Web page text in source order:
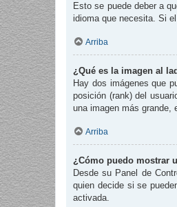
Esto se puede deber a
idioma que necesita. Si
Arriba
¿Qué es la imagen al
Hay dos imágenes que
posición (rank) del
una imagen más grande,
Arriba
¿Cómo puedo mostrar
Desde su Panel de
quien decide si se
activada.